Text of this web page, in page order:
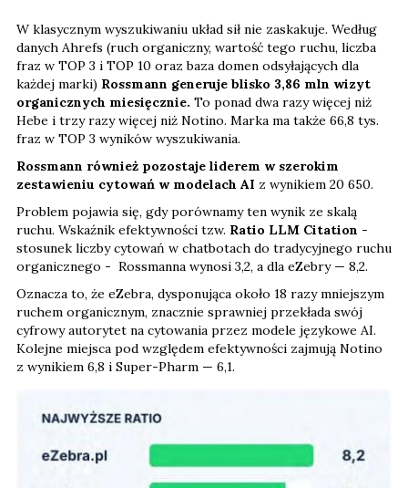
W klasycznym wyszukiwaniu układ sił nie zaskakuje. Według
danych Ahrefs (ruch organiczny, wartość tego ruchu, liczba
fraz w TOP 3 i TOP 10 oraz baza domen odsyłających dla
każdej marki) Rossmann generuje blisko 3,86 mln wizyt
organicznych miesięcznie. To ponad dwa razy więcej niż
Hebe i trzy razy więcej niż Notino. Marka ma także 66,8 tys.
fraz w TOP 3 wyników wyszukiwania.
Rossmann również pozostaje liderem w szerokim
zestawieniu cytowań w modelach AI z wynikiem 20 650.
Problem pojawia się, gdy porównamy ten wynik ze skalą
ruchu. Wskaźnik efektywności tzw. Ratio LLM Citation -
stosunek liczby cytowań w chatbotach do tradycyjnego ruchu
organicznego - Rossmanna wynosi 3,2, a dla eZebry — 8,2.
Oznacza to, że eZebra, dysponująca około 18 razy mniejszym
ruchem organicznym, znacznie sprawniej przekłada swój
cyfrowy autorytet na cytowania przez modele językowe AI.
Kolejne miejsca pod względem efektywności zajmują Notino
z wynikiem 6,8 i Super-Pharm — 6,1.